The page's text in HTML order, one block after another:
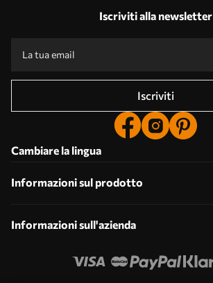
Iscriviti alla newsletter
Iscriviti
Cambiare la lingua
Informazioni sul prodotto
Informazioni sull'azienda